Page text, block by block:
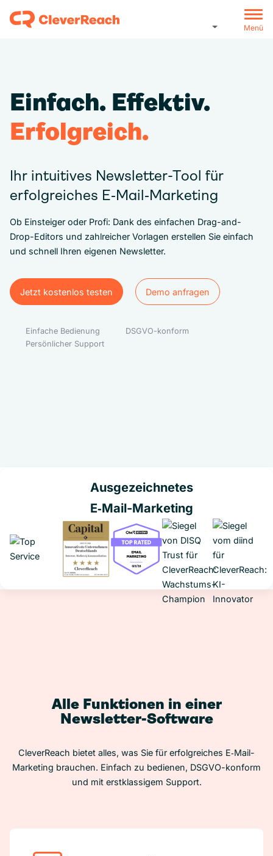
Menü
Einfach. Effektiv.
Erfolgreich.
Ihr intuitives Newsletter-Tool für
erfolgreiches E‑Mail‑Marketing
Ob Einsteiger oder Profi: Dank des einfachen Drag-and-
Drop-Editors und zahlreicher Vorlagen erstellen Sie einfach
und schnell Ihren eigenen Newsletter.
Jetzt kostenlos testen
Jetzt kostenlos testen
Demo anfragen
Demo anfragen
Einfache Bedienung
DSGVO-konform
Persönlicher Support
Ausgezeichnetes
E‑Mail-Marketing
Alle Funktionen in einer
Newsletter-Software
CleverReach bietet alles, was Sie für erfolgreiches E‑Mail-
Marketing brauchen. Einfach zu bedienen, DSGVO-konform
und mit erstklassigem Support.